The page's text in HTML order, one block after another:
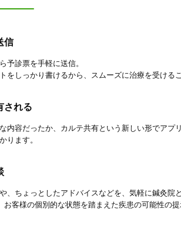
信
予診票を手軽に送信。
をしっかり書けるから、スムーズに治療を受ける
される
内容だったか、カルテ共有という新しい形でアプ
ります。
、ちょっとしたアドバイスなどを、気軽に鍼灸院
お客様の個別的な状態を踏まえた疾患の可能性の